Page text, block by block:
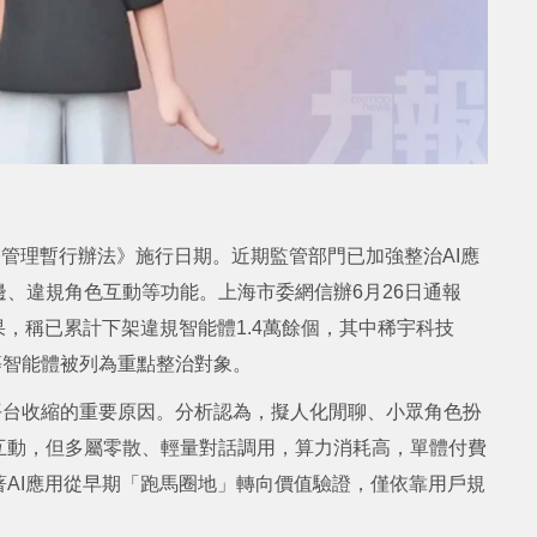
理暫行辦法》施行日期。近期監管部門已加強整治AI應
違規角色互動等功能。上海市委網信辦6月26日通報
稱已累計下架違規智能體1.4萬餘個，其中稀宇科技
能體被列為重點整治對象。
收縮的重要原因。分析認為，擬人化閒聊、小眾角色扮
，但多屬零散、輕量對話調用，算力消耗高，單體付費
應用從早期「跑馬圈地」轉向價值驗證，僅依靠用戶規